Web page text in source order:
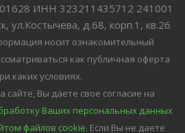
ИНН 323211435712 241001
ул.Костычева, д.68, корп.1, кв.26
носит ознакомительный
как публичная оферта
каких условиях.
сайте, Вы даете свое согласие на
Ваших персональных данных
файлов cookie. Если Вы не даете